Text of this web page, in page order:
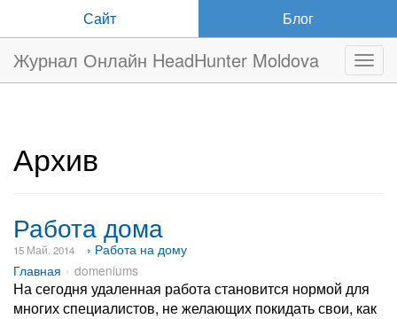
Сайт Блог
Журнал Онлайн HeadHunter Moldova
Архив
Работа дома
15 Май. 2014
› Работа на дому
Главная
domeniums
На сегодня удаленная работа становится нормой для
многих специалистов, не желающих покидать свои, как